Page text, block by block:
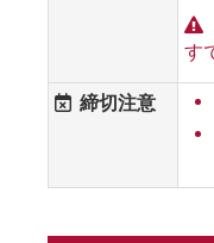
す
締切注意